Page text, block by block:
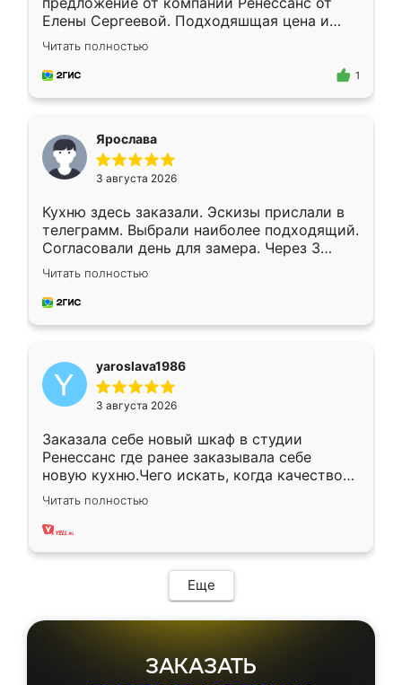
Елены Сергеевой. Подходяшщая цена и
короткие сроки изготовления. Приехавший
для замера сотрудник Владислав
предложил по моему эскизу самый
Читать полностью
1
Ярослава
3 августа 2026
Кухню здесь заказали. Эскизы прислали в
телеграмм. Выбрали наиболее подходящий.
Согласовали день для замера. Через 3
недели кухня была уже готова. Остались
довольны работой. Спасибо Ренессанс
мебель за качественную работу!
Читать полностью
yaroslava1986
3 августа 2026
Заказала себе новый шкаф в студии
Ренессанс где ранее заказывала себе
новую кухню.Чего искать, когда качеством
вполне довольна. Служит кухня уже почти
два года, нареканий нет.
Читать полностью
Еще
ЗАКАЗАТЬ